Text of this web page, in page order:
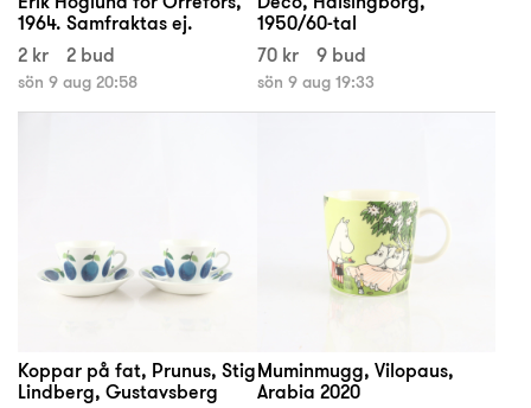
1964. Samfraktas ej.
2 kr
2 bud
sön 9 aug 20:58
1950/60-tal
70 kr
9 bud
sön 9 aug 19:33
Koppar på fat, Prunus, Stig
Lindberg, Gustavsberg
Muminmugg, Vilopaus,
Arabia 2020